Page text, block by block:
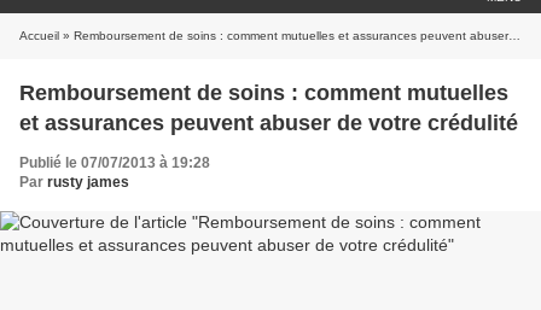
Accueil » Remboursement de soins : comment mutuelles et assurances peuvent abuser de votre crédulité
Remboursement de soins : comment mutuelles
et assurances peuvent abuser de votre crédulité
Publié le 07/07/2013 à 19:28
Par rusty james